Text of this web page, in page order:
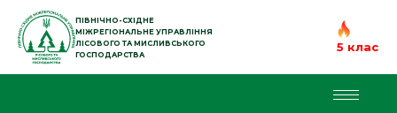
Перейти
вмісту
ПІВНІЧНО-СХІДНЕ
МІЖРЕГІОНАЛЬНЕ УПРАВЛІННЯ
ЛІСОВОГО ТА МИСЛИВСЬКОГО
ГОСПОДАРСТВА
5 клас